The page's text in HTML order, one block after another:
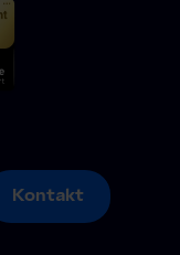
Kontakt
Kontakt